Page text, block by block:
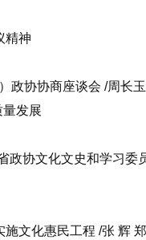
精神
政协协商座谈会 /周长玉
发展
政协文化文史和学习委
文化惠民工程 /张 辉